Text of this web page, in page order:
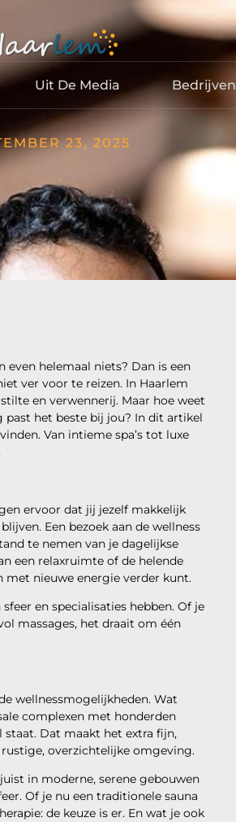
Uit De Media Bedrijven
23, 2025
helemaal niets? Dan is een
ver voor te reizen. In Haarlem
en verwennerij. Maar hoe weet
past het beste bij jou? In dit artikel
Van intieme spa’s tot luxe
ervoor dat jij jezelf makkelijk
Een bezoek aan de wellness
te nemen van je dagelijkse
een relaxruimte of de helende
met nieuwe energie verder kunt.
en specialisaties hebben. Of je
massages, het draait om één
wellnessmogelijkheden. Wat
complexen met honderden
staat. Dat maakt het extra fijn,
overzichtelijke omgeving.
in moderne, serene gebouwen
Of je nu een traditionele sauna
de keuze is er. En wat je ook